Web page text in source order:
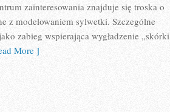
zainteresowania znajduje się troska o
z modelowaniem sylwetki. Szczególne
zabieg wspierająca wygładzenie „skórki
More ]